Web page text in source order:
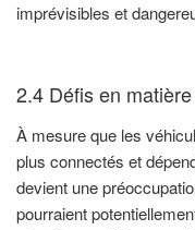
imprévisibles et
2.4 Défis en
À mesure que les
plus connectés et
devient une
pourraient